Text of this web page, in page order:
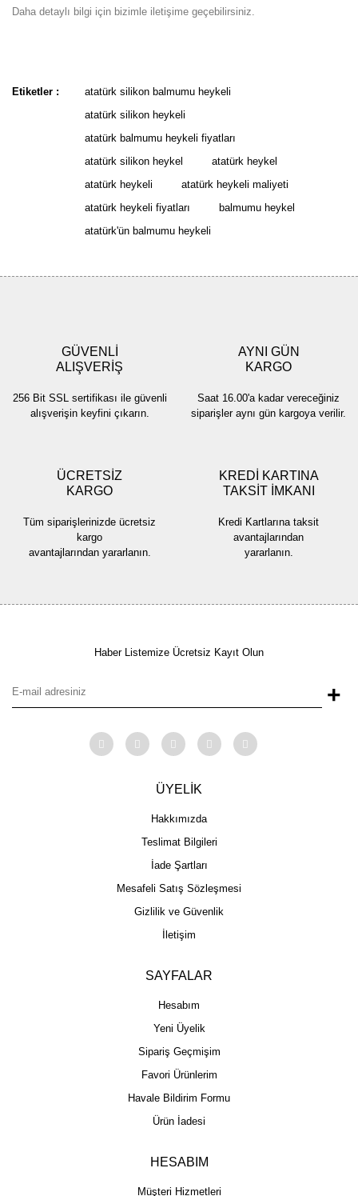
Daha detaylı bilgi için bizimle iletişime geçebilirsiniz.
Bu ürüne ilk yorumu siz yapın!
Yorum Yaz
tarafımıza iletebilirsiniz.
Ürün resmi kalitesiz, bozuk veya görüntülenemiyor.
Ürün açıklamasında eksik bilgiler bulunuyor.
Ürün bilgilerinde hatalar bulunuyor.
Ürün fiyatı diğer sitelerden daha pahalı.
Bu ürüne benzer farklı alternatifler olmalı.
Etiketler :
atatürk silikon balmumu heykeli
atatürk silikon heykeli
atatürk balmumu heykeli fiyatları
atatürk silikon heykel
atatürk heykel
atatürk heykeli
atatürk heykeli maliyeti
atatürk heykeli fiyatları
balmumu heykel
atatürk'ün balmumu heykeli
GÜVENLİ
ALIŞVERİŞ
256 Bit SSL sertifikası ile güvenli
alışverişin keyfini çıkarın.
AYNI GÜN
KARGO
Saat 16.00'a kadar vereceğiniz
siparişler aynı gün kargoya verilir.
ÜCRETSİZ
KARGO
Tüm siparişlerinizde ücretsiz
kargo
avantajlarından yararlanın.
KREDİ KARTINA
TAKSİT İMKANI
Kredi Kartlarına taksit
avantajlarından
yararlanın.
Haber Listemize Ücretsiz Kayıt Olun
+
ÜYELİK
Hakkımızda
Teslimat Bilgileri
İade Şartları
Mesafeli Satış Sözleşmesi
Gizlilik ve Güvenlik
İletişim
SAYFALAR
Hesabım
Yeni Üyelik
Sipariş Geçmişim
Favori Ürünlerim
Havale Bildirim Formu
Ürün İadesi
HESABIM
Müşteri Hizmetleri